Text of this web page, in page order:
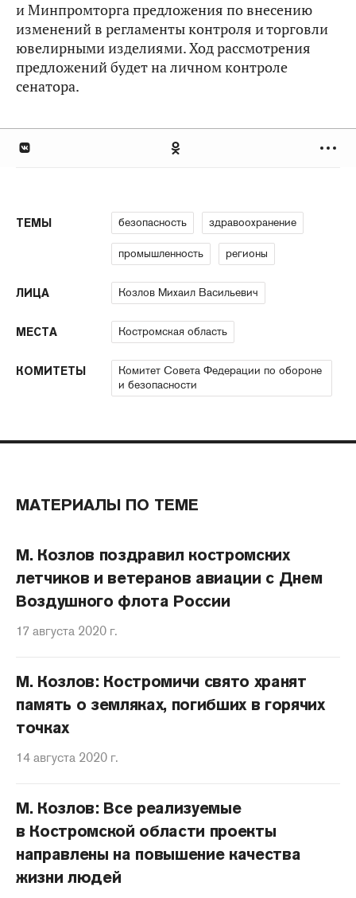
и Минпромторга предложения по внесению
изменений в регламенты контроля и торговли
ювелирными изделиями. Ход рассмотрения
предложений будет на личном контроле
сенатора.
ТЕМЫ безопасность здравоохранение
промышленность регионы
ЛИЦА Козлов Михаил Васильевич
МЕСТА Костромская область
КОМИТЕТЫ
Комитет Совета Федерации по обороне
и безопасности
МАТЕРИАЛЫ ПО ТЕМЕ
М. Козлов поздравил костромских
летчиков и ветеранов авиации с Днем
Воздушного флота России
17 августа 2020 г.
М. Козлов: Костромичи свято хранят
память о земляках, погибших в горячих
точках
14 августа 2020 г.
М. Козлов: Все реализуемые
в Костромской области проекты
направлены на повышение качества
жизни людей